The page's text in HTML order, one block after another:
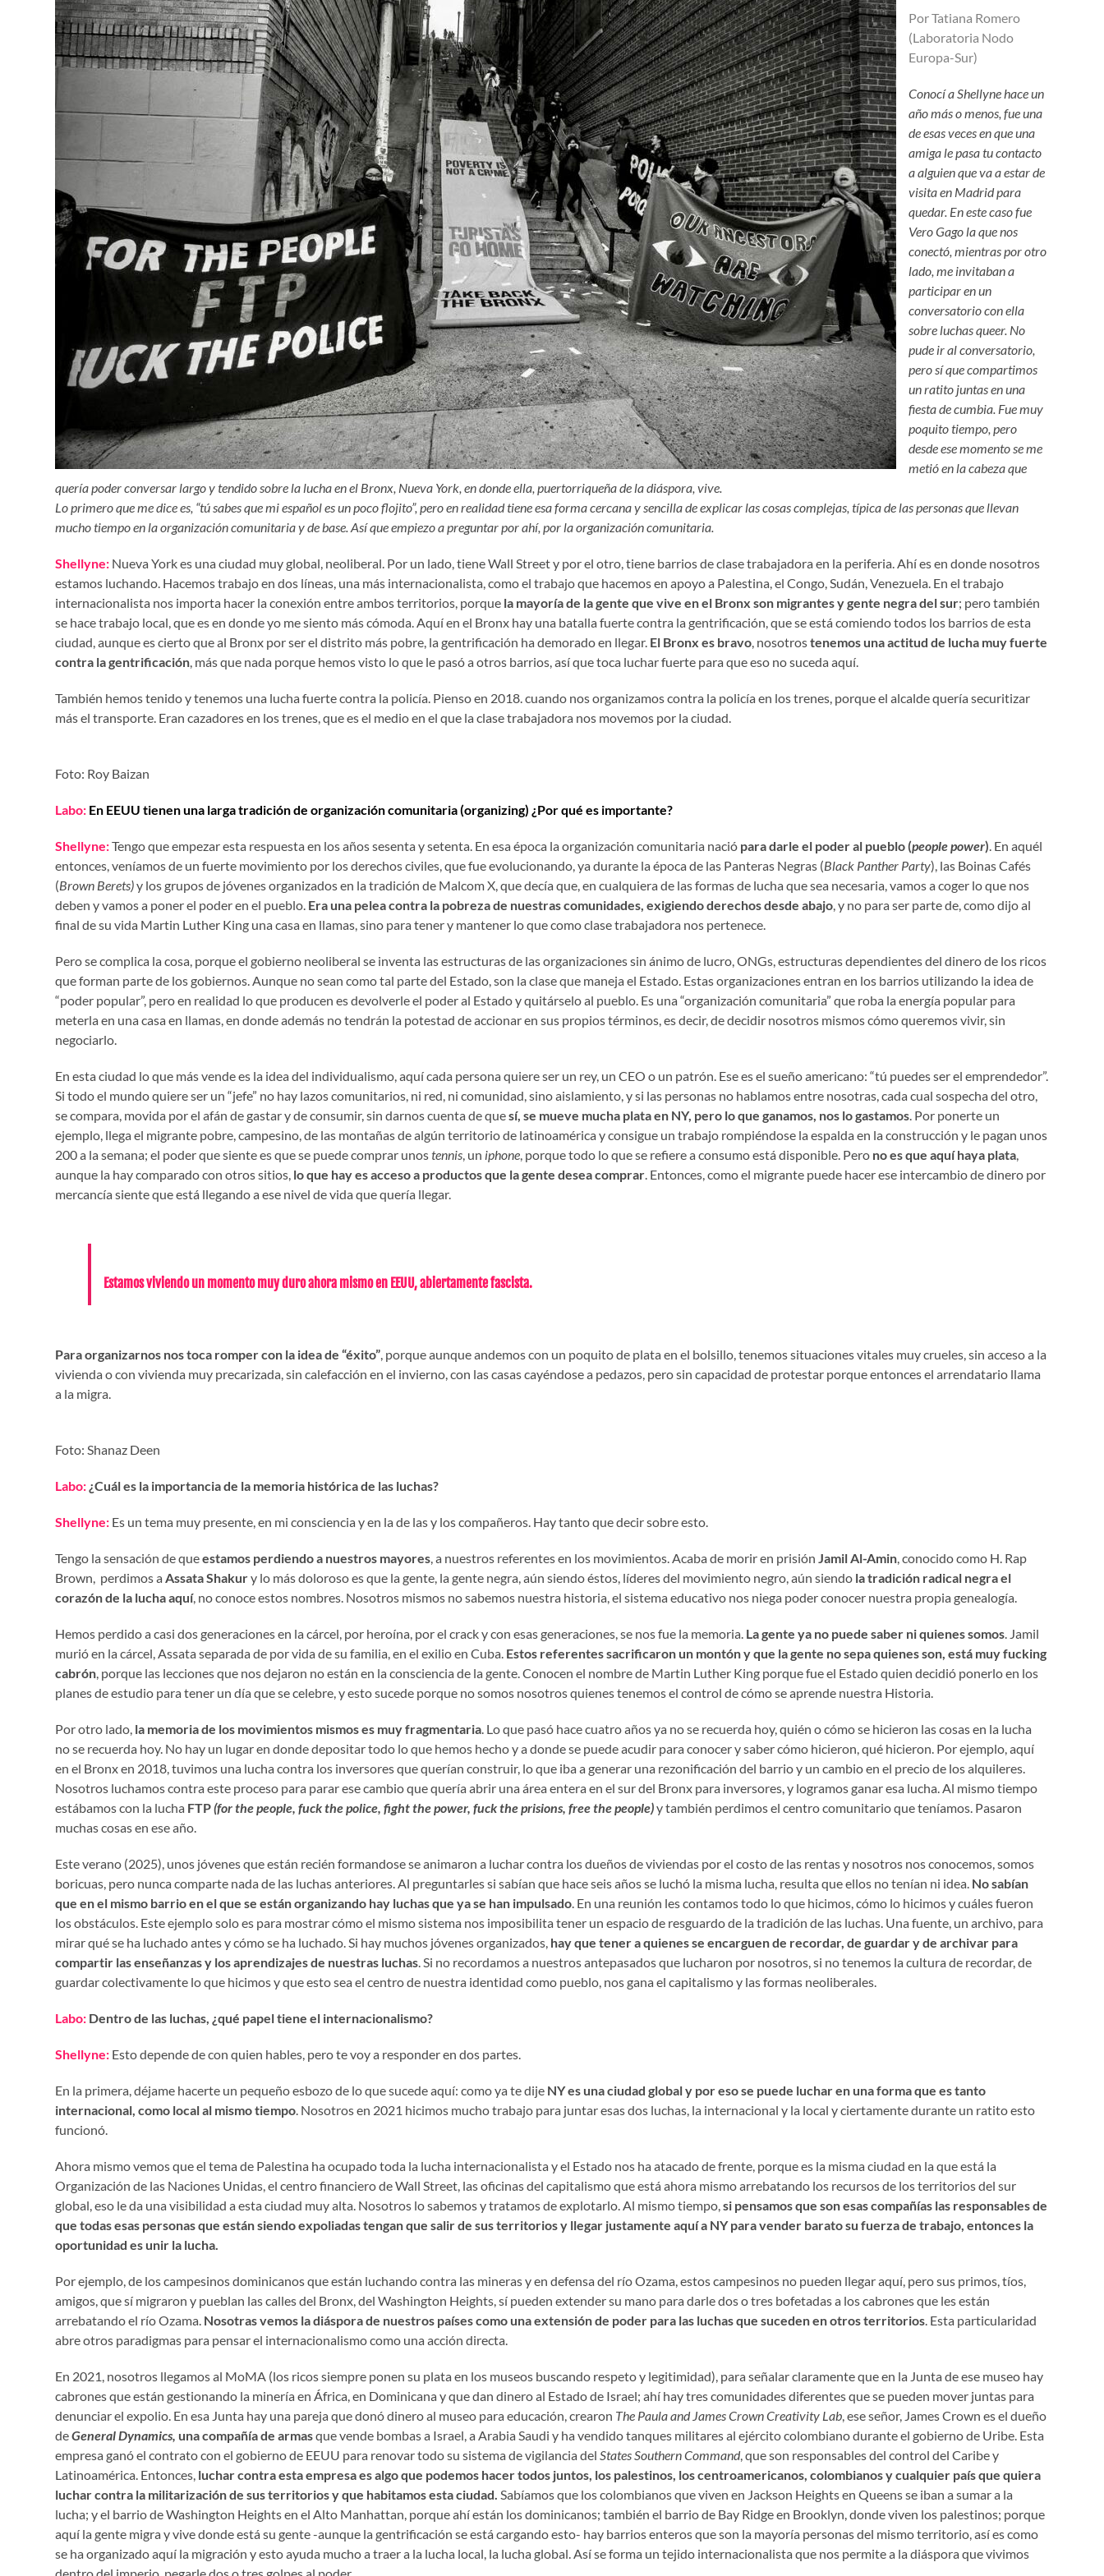
Por Tatiana Romero
(Laboratoria Nodo
Europa-Sur)
Conocí a Shellyne hace un
año más o menos, fue una
de esas veces en que una
amiga le pasa tu contacto
a alguien que va a estar de
visita en Madrid para
quedar. En este caso fue
Vero Gago la que nos
conectó, mientras por otro
lado, me invitaban a
participar en un
conversatorio con ella
sobre luchas queer. No
pude ir al conversatorio,
pero sí que compartimos
un ratito juntas en una
fiesta de cumbia. Fue muy
poquito tiempo, pero
desde ese momento se me
metió en la cabeza que
quería poder conversar largo y tendido sobre la lucha en el Bronx, Nueva York, en donde ella, puertorriqueña de la diáspora, vive.
Lo primero que me dice es, “tú sabes que mi español es un poco flojito”, pero en realidad tiene esa forma cercana y sencilla de explicar las cosas complejas, típica de las personas que llevan
mucho tiempo en la organización comunitaria y de base. Así que empiezo a preguntar por ahí, por la organización comunitaria.
Shellyne: Nueva York es una ciudad muy global, neoliberal. Por un lado, tiene Wall Street y por el otro, tiene barrios de clase trabajadora en la periferia. Ahí es en donde nosotros
estamos luchando. Hacemos trabajo en dos líneas, una más internacionalista, como el trabajo que hacemos en apoyo a Palestina, el Congo, Sudán, Venezuela. En el trabajo
internacionalista nos importa hacer la conexión entre ambos territorios, porque la mayoría de la gente que vive en el Bronx son migrantes y gente negra del sur; pero también
se hace trabajo local, que es en donde yo me siento más cómoda. Aquí en el Bronx hay una batalla fuerte contra la gentrificación, que se está comiendo todos los barrios de esta
ciudad, aunque es cierto que al Bronx por ser el distrito más pobre, la gentrificación ha demorado en llegar. El Bronx es bravo , nosotrostenemos una actitud de lucha muy fuerte
contra la gentrificación , más que nada porque hemos visto lo que le pasó a otros barrios, así que toca luchar fuerte para que eso no suceda aquí.
También hemos tenido y tenemos una lucha fuerte contra la policía. Pienso en 2018. cuando nos organizamos contra la policía en los trenes, porque el alcalde quería securitizar
más el transporte. Eran cazadores en los trenes, que es el medio en el que la clase trabajadora nos movemos por la ciudad.
Foto: Roy Baizan
Labo: En EEUU tienen una larga tradición de organización comunitaria (organizing) ¿Por qué es importante?
Shellyne:Tengo que empezar esta respuesta en los años sesenta y setenta. En esa época la organización comunitaria nació para darle el poder al pueblo (people power) . En aquél
entonces, veníamos de un fuerte movimiento por los derechos civiles, que fue evolucionando, ya durante la época de las Panteras Negras (Black Panther Party), las Boinas Cafés
(Brown Berets)y los grupos de jóvenes organizados en la tradición de Malcom X, que decía que, en cualquiera de las formas de lucha que sea necesaria, vamos a coger lo que nos
deben y vamos a poner el poder en el pueblo. Era una pelea contra la pobreza de nuestras comunidades, exigiendo derechos desde abajo , y no para ser parte de, como dijo al
final de su vida Martin Luther King una casa en llamas, sino para tener y mantener lo que como clase trabajadora nos pertenece.
Pero se complica la cosa, porque el gobierno neoliberal se inventa las estructuras de las organizaciones sin ánimo de lucro, ONGs, estructuras dependientes del dinero de los ricos
que forman parte de los gobiernos. Aunque no sean como tal parte del Estado, son la clase que maneja el Estado. Estas organizaciones entran en los barrios utilizando la idea de
“poder popular”, pero en realidad lo que producen es devolverle el poder al Estado y quitárselo al pueblo. Es una “organización comunitaria” que roba la energía popular para
meterla en una casa en llamas, en donde además no tendrán la potestad de accionar en sus propios términos, es decir, de decidir nosotros mismos cómo queremos vivir, sin
negociarlo.
En esta ciudad lo que más vende es la idea del individualismo, aquí cada persona quiere ser un rey, un CEO o un patrón. Ese es el sueño americano: “tú puedes ser el emprendedor”.
Si todo el mundo quiere ser un “jefe” no hay lazos comunitarios, ni red, ni comunidad, sino aislamiento, y si las personas no hablamos entre nosotras, cada cual sospecha del otro,
se compara, movida por el afán de gastar y de consumir, sin darnos cuenta de quesí, se mueve mucha plata en NY, pero lo que ganamos, nos lo gastamos . Por ponerte un
ejemplo, llega el migrante pobre, campesino, de las montañas de algún territorio de latinoamérica y consigue un trabajo rompiéndose la espalda en la construcción y le pagan unos
200 a la semana; el poder que siente es que se puede comprar unostennis , un iphone , porque todo lo que se refiere a consumo está disponible. Pero no es que aquí haya plata
aunque la hay comparado con otros sitios, lo que hay es acceso a productos que la gente desea comprar . Entonces, como el migrante puede hacer ese intercambio de dinero por
mercancía siente que está llegando a ese nivel de vida que quería llegar.
Estamos viviendo un momento muy duro ahora mismo en EEUU, abiertamente fascista.
Para organizarnos nos toca romper con la idea de “éxito”, porque aunque andemos con un poquito de plata en el bolsillo, tenemos situaciones vitales muy crueles, sin acceso a la
vivienda o con vivienda muy precarizada, sin calefacción en el invierno, con las casas cayéndose a pedazos, pero sin capacidad de protestar porque entonces el arrendatario llama
a la migra.
Foto: Shanaz Deen
Labo: ¿Cuál es la importancia de la memoria histórica de las luchas?
Shellyne: Es un tema muy presente, en mi consciencia y en la de las y los compañeros. Hay tanto que decir sobre esto.
Tengo la sensación de queestamos perdiendo a nuestros mayores, a nuestros referentes en los movimientos. Acaba de morir en prisiónJamil Al-Amin, conocido como H. Rap
Brown, perdimos aAssata Shakury lo más doloroso es que la gente, la gente negra, aún siendo éstos, líderes del movimiento negro, aún siendo la tradición radical negra el
corazón de la lucha aquí, no conoce estos nombres. Nosotros mismos no sabemos nuestra historia, el sistema educativo nos niega poder conocer nuestra propia genealogía.
Hemos perdido a casi dos generaciones en la cárcel, por heroína, por el crack y con esas generaciones, se nos fue la memoria. La gente ya no puede saber ni quienes somos. Jamil
murió en la cárcel, Assata separada de por vida de su familia, en el exilio en Cuba. Estos referentes sacrificaron un montón y que la gente no sepa quienes son, está muy fucking
cabrón, porque las lecciones que nos dejaron no están en la consciencia de la gente. Conocen el nombre de Martin Luther King porque fue el Estado quien decidió ponerlo en los
planes de estudio para tener un día que se celebre, y esto sucede porque no somos nosotros quienes tenemos el control de cómo se aprende nuestra Historia.
Por otro lado, la memoria de los movimientos mismos es muy fragmentaria. Lo que pasó hace cuatro años ya no se recuerda hoy, quién o cómo se hicieron las cosas en la lucha
no se recuerda hoy. No hay un lugar en donde depositar todo lo que hemos hecho y a donde se puede acudir para conocer y saber cómo hicieron, qué hicieron. Por ejemplo, aquí
en el Bronx en 2018, tuvimos una lucha contra los inversores que querían construir, lo que iba a generar una rezonificación del barrio y un cambio en el precio de los alquileres.
Nosotros luchamos contra este proceso para parar ese cambio que quería abrir una área entera en el sur del Bronx para inversores, y logramos ganar esa lucha. Al mismo tiempo
estábamos con la lucha FTP(for the people, fuck the police, fight the power, fuck the prisions, free the people)y también perdimos el centro comunitario que teníamos. Pasaron
muchas cosas en ese año.
Este verano (2025), unos jóvenes que están recién formandose se animaron a luchar contra los dueños de viviendas por el costo de las rentas y nosotros nos conocemos, somos
boricuas, pero nunca comparte nada de las luchas anteriores. Al preguntarles si sabían que hace seis años se luchó la misma lucha, resulta que ellos no tenían ni idea. No sabían
que en el mismo barrio en el que se están organizando hay luchas que ya se han impulsado. En una reunión les contamos todo lo que hicimos, cómo lo hicimos y cuáles fueron
los obstáculos. Este ejemplo solo es para mostrar cómo el mismo sistema nos imposibilita tener un espacio de resguardo de la tradición de las luchas. Una fuente, un archivo, para
mirar qué se ha luchado antes y cómo se ha luchado. Si hay muchos jóvenes organizados, hay que tener a quienes se encarguen de recordar, de guardar y de archivar para
compartir las enseñanzas y los aprendizajes de nuestras luchas. Si no recordamos a nuestros antepasados que lucharon por nosotros, si no tenemos la cultura de recordar, de
guardar colectivamente lo que hicimos y que esto sea el centro de nuestra identidad como pueblo, nos gana el capitalismo y las formas neoliberales.
Labo: Dentro de las luchas, ¿qué papel tiene el internacionalismo?
Shellyne: Esto depende de con quien hables, pero te voy a responder en dos partes.
En la primera, déjame hacerte un pequeño esbozo de lo que sucede aquí: como ya te dije NY es una ciudad global y por eso se puede luchar en una forma que es tanto
internacional, como local al mismo tiempo. Nosotros en 2021 hicimos mucho trabajo para juntar esas dos luchas, la internacional y la local y ciertamente durante un ratito esto
funcionó.
Ahora mismo vemos que el tema de Palestina ha ocupado toda la lucha internacionalista y el Estado nos ha atacado de frente, porque es la misma ciudad en la que está la
Organización de las Naciones Unidas, el centro financiero de Wall Street, las oficinas del capitalismo que está ahora mismo arrebatando los recursos de los territorios del sur
global, eso le da una visibilidad a esta ciudad muy alta. Nosotros lo sabemos y tratamos de explotarlo. Al mismo tiempo,si pensamos que son esas compañías las responsables de
que todas esas personas que están siendo expoliadas tengan que salir de sus territorios y llegar justamente aquí a NY para vender barato su fuerza de trabajo, entonces la
oportunidad es unir la lucha.
Por ejemplo, de los campesinos dominicanos que están luchando contra las mineras y en defensa del río Ozama, estos campesinos no pueden llegar aquí, pero sus primos, tíos,
amigos, que sí migraron y pueblan las calles del Bronx, del Washington Heights, sí pueden extender su mano para darle dos o tres bofetadas a los cabrones que les están
arrebatando el río Ozama. Nosotras vemos la diáspora de nuestros países como una extensión de poder para las luchas que suceden en otros territorios. Esta particularidad
abre otros paradigmas para pensar el internacionalismo como una acción directa.
En 2021, nosotros llegamos al MoMA (los ricos siempre ponen su plata en los museos buscando respeto y legitimidad), para señalar claramente que en la Junta de ese museo hay
cabrones que están gestionando la minería en África, en Dominicana y que dan dinero al Estado de Israel; ahí hay tres comunidades diferentes que se pueden mover juntas para
denunciar el expolio. En esa Junta hay una pareja que donó dinero al museo para educación, crearon The Paula and James Crown Creativity Lab, ese señor, James Crown es el dueño
deGeneral Dynamics, una compañía de armasque vende bombas a Israel, a Arabia Saudi y ha vendido tanques militares al ejército colombiano durante el gobierno de Uribe. Esta
empresa ganó el contrato con el gobierno de EEUU para renovar todo su sistema de vigilancia delStates Southern Command, que son responsables del control del Caribe y
Latinoamérica. Entonces, luchar contra esta empresa es algo que podemos hacer todos juntos, los palestinos, los centroamericanos, colombianos y cualquier país que quiera
luchar contra la militarización de sus territorios y que habitamos esta ciudad. Sabíamos que los colombianos que viven en Jackson Heightsen Queens se iban a sumar a la
lucha; y el barrio de Washington Heights en el Alto Manhattan, porque ahí están los dominicanos; también el barrio de Bay Ridge en Brooklyn, donde viven los palestinos; porque
aquí la gente migra y vive donde está su gente -aunque la gentrificación se está cargando esto- hay barrios enteros que son la mayoría personas del mismo territorio, así es como
se ha organizado aquí la migración y esto ayuda mucho a traer a la lucha local, la lucha global. Así se forma un tejido internacionalista que nos permite a la diáspora que vivimos